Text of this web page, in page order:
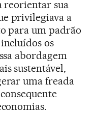
reorientar sua
privilegiava a
para um padrão
os
abordagem
sustentável,
uma freada